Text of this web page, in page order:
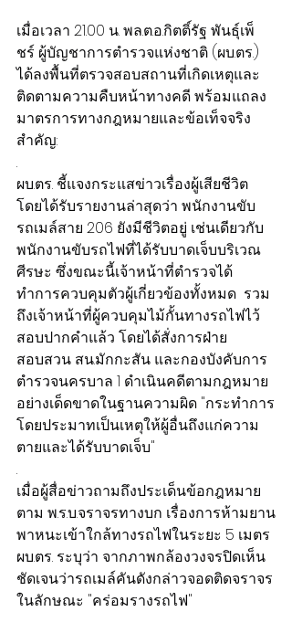
เมื่อเวลา 21.00 น. พล.ต.อ.กิตติ์รัฐ พันธุ์เพ็
ชร์ ผู้บัญชาการตำรวจแห่งชาติ (ผบ.ตร.)
ได้ลงพื้นที่ตรวจสอบสถานที่เกิดเหตุและ
ติดตามความคืบหน้าทางคดี พร้อมแถลง
มาตรการทางกฎหมายและข้อเท็จจริง
สำคัญ:
.
ผบ.ตร. ชี้แจงกระแสข่าวเรื่องผู้เสียชีวิต
โดยได้รับรายงานล่าสุดว่า พนักงานขับ
รถเมล์สาย 206 ยังมีชีวิตอยู่ เช่นเดียวกับ
พนักงานขับรถไฟที่ได้รับบาดเจ็บบริเวณ
ศีรษะ ซึ่งขณะนี้เจ้าหน้าที่ตำรวจได้
ทำการควบคุมตัวผู้เกี่ยวข้องทั้งหมด  รวม
ถึงเจ้าหน้าที่ผู้ควบคุมไม้กั้นทางรถไฟไว้
สอบปากคำแล้ว โดยได้สั่งการฝ่าย
สอบสวน สน.มักกะสัน และกองบังคับการ
ตำรวจนครบาล 1 ดำเนินคดีตามกฎหมาย
อย่างเด็ดขาดในฐานความผิด "กระทำการ
โดยประมาทเป็นเหตุให้ผู้อื่นถึงแก่ความ
ตายและได้รับบาดเจ็บ"
.
เมื่อผู้สื่อข่าวถามถึงประเด็นข้อกฎหมาย
ตาม พ.ร.บ.จราจรทางบก เรื่องการห้ามยาน
พาหนะเข้าใกล้ทางรถไฟในระยะ 5 เมตร
ผบ.ตร. ระบุว่า จากภาพกล้องวงจรปิดเห็น
ชัดเจนว่ารถเมล์คันดังกล่าวจอดติดจราจร
ในลักษณะ "คร่อมรางรถไฟ"